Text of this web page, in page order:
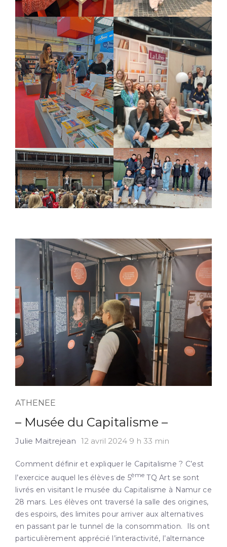
ATHENEE
– Musée du Capitalisme –
Julie Maitrejean 12 avril 2024 9 h 33 min
Comment définir et expliquer le Capitalisme ? C’est
l’exercice auquel les élèves de 5ème TQ Art se sont
livrés en visitant le musée du Capitalisme à Namur ce
28 mars. Les élèves ont traversé la salle des origines,
des espoirs, des limites pour arriver aux alternatives
en passant par le tunnel de la consommation. Ils ont
particulièrement apprécié l’interactivité, l’alternance